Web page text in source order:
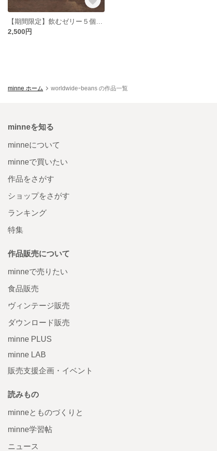
2,500円
minne ホーム worldwideｰbeans の作品一覧
minneを知る
minneについて
minneで買いたい
作品をさがす
ショップをさがす
ランキング
特集
作品販売について
minneで売りたい
食品販売
ヴィンテージ販売
ダウンロード販売
minne PLUS
minne LAB
販売支援企画・イベント
読みもの
minneとものづくりと
minne学習帖
ニュース